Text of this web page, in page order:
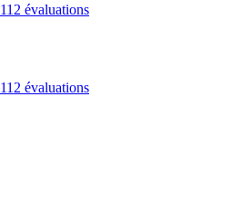
112 évaluations
112 évaluations